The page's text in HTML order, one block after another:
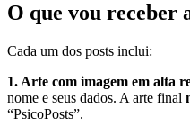
O que vou receber
Cada um dos posts inclui:
1. Arte com imagem em alta
nome e seus dados. A arte final
“PsicoPosts”.